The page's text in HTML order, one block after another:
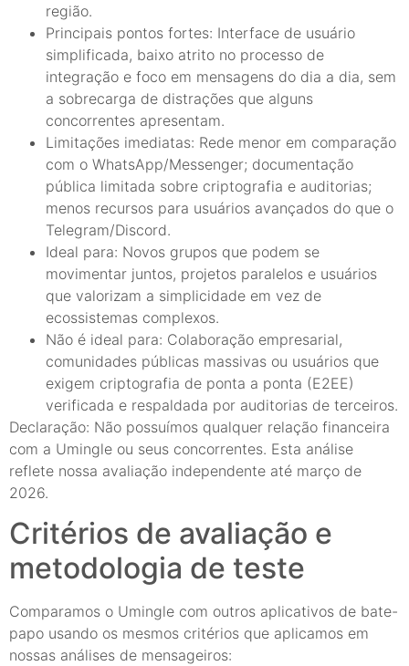
região.
Principais pontos fortes: Interface de usuário
simplificada, baixo atrito no processo de
integração e foco em mensagens do dia a dia, sem
a sobrecarga de distrações que alguns
concorrentes apresentam.
Limitações imediatas: Rede menor em comparação
com o WhatsApp/Messenger; documentação
pública limitada sobre criptografia e auditorias;
menos recursos para usuários avançados do que o
Telegram/Discord.
Ideal para: Novos grupos que podem se
movimentar juntos, projetos paralelos e usuários
que valorizam a simplicidade em vez de
ecossistemas complexos.
Não é ideal para: Colaboração empresarial,
comunidades públicas massivas ou usuários que
exigem criptografia de ponta a ponta (E2EE)
verificada e respaldada por auditorias de terceiros.
Declaração: Não possuímos qualquer relação financeira
com a Umingle ou seus concorrentes. Esta análise
reflete nossa avaliação independente até março de
2026.
Critérios de avaliação e
metodologia de teste
Comparamos o Umingle com outros aplicativos de bate-
papo usando os mesmos critérios que aplicamos em
nossas análises de mensageiros: